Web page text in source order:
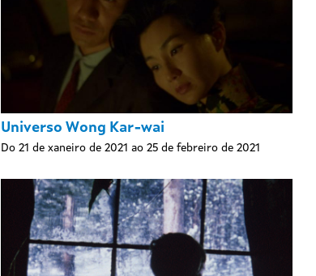
Universo Wong Kar-wai
Do 21 de xaneiro de 2021 ao 25 de febreiro de 2021